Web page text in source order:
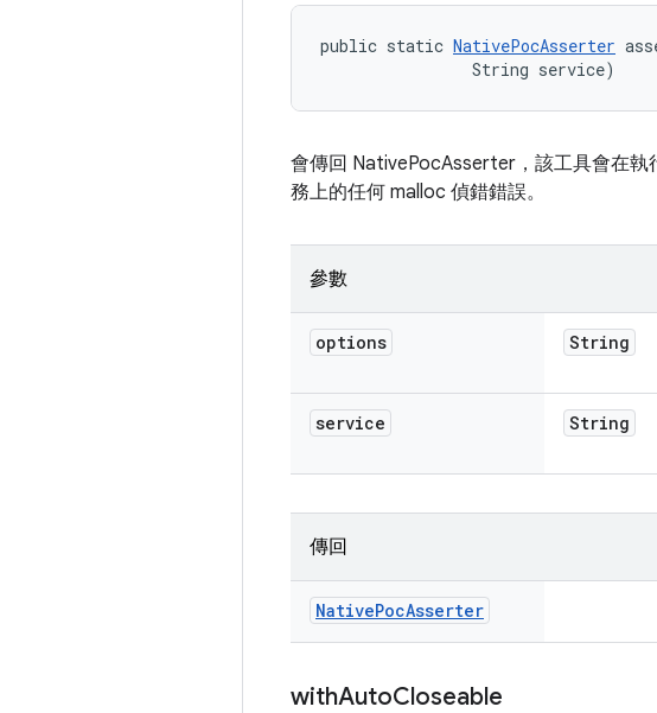
public static NativePocAsserter
                String service)
會傳回 NativePocAsserter，該工具會在執
務上的任何 malloc 偵錯錯誤。
參數
options String
service String
傳回
NativePocAsserter
withAutoCloseable